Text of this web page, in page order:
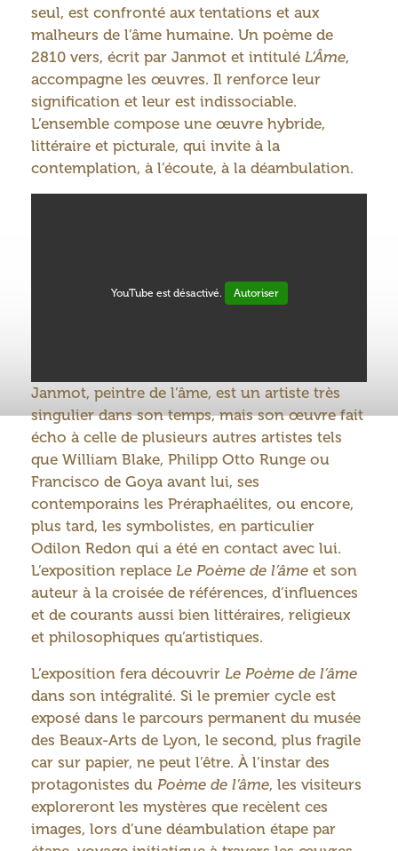
seul, est confronté aux tentations et aux
malheurs de l’âme humaine. Un poème de
2810 vers, écrit par Janmot et intitulé L’Âme,
accompagne les œuvres. Il renforce leur
signification et leur est indissociable.
L’ensemble compose une œuvre hybride,
littéraire et picturale, qui invite à la
contemplation, à l’écoute, à la déambulation.
YouTube est désactivé. Autoriser
Janmot, peintre de l’âme, est un artiste très
singulier dans son temps, mais son œuvre fait
écho à celle de plusieurs autres artistes tels
que William Blake, Philipp Otto Runge ou
Francisco de Goya avant lui, ses
contemporains les Préraphaélites, ou encore,
plus tard, les symbolistes, en particulier
Odilon Redon qui a été en contact avec lui.
L’exposition replace Le Poème de l’âme et son
auteur à la croisée de références, d’influences
et de courants aussi bien littéraires, religieux
et philosophiques qu’artistiques.
L’exposition fera découvrir Le Poème de l’âme
dans son intégralité. Si le premier cycle est
exposé dans le parcours permanent du musée
des Beaux-Arts de Lyon, le second, plus fragile
car sur papier, ne peut l’être. À l’instar des
protagonistes du Poème de l’âme, les visiteurs
exploreront les mystères que recèlent ces
images, lors d’une déambulation étape par